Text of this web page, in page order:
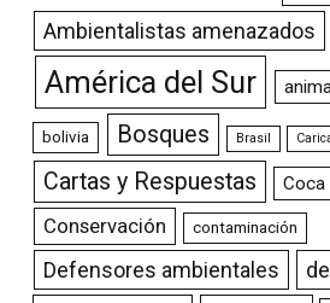
Ambientalistas amenazados
América del Sur
bolivia Bosques Brasil
Cartas y Respuestas Coca
Conservación contaminación
Defensores ambientales